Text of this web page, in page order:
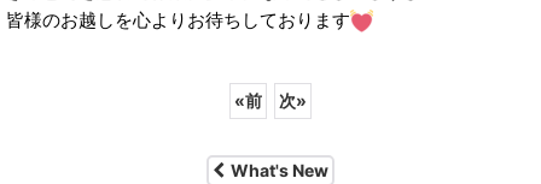
皆様のお越しを心よりお待ちしております
«前 次»
What's New